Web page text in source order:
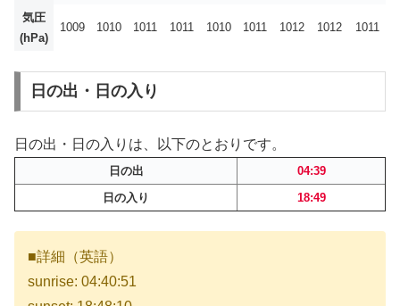
気圧
(hPa)
1009 1010 1011 1011 1010 1011 1012 1012 1011
日の出・日の入り
日の出・日の入りは、以下のとおりです。
日の出
04:39
日の入り
18:49
■詳細（英語）
sunrise: 04:40:51